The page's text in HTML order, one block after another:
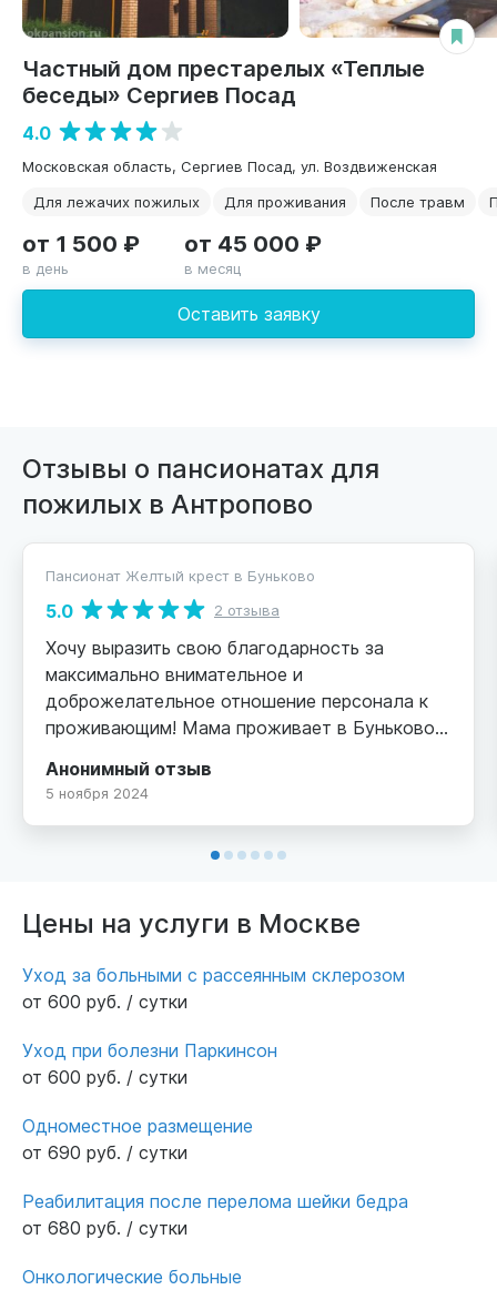
Частный дом престарелых «Теплые
беседы» Сергиев Посад
4.0
Московская область, Сергиев Посад, ул. Воздвиженская
Для лежачих пожилых
Для проживания После травм
Оставить заявку
от 1 500 ₽
в день
от 45 000 ₽
в месяц
Отзывы о пансионатах для
пожилых в Антропово
Пансионат Желтый крест в Буньково
5.0 2 отзыва
Хочу выразить свою благодарность за
максимально внимательное и
доброжелательное отношение персонала к
проживающим! Мама проживает в Буньково
нарекания на персонал и условия
проживания, руководство всегда
родственников по любому поводу, всегда
положительные рекомендации.
Анонимный отзыв
5 ноября 2024
Цены на услуги в Москве
Уход за больными с рассеянным склерозом
от 600 руб. / сутки
Уход при болезни Паркинсон
от 600 руб. / сутки
Одноместное размещение
от 690 руб. / сутки
Реабилитация после перелома шейки бедра
от 680 руб. / сутки
Онкологические больные